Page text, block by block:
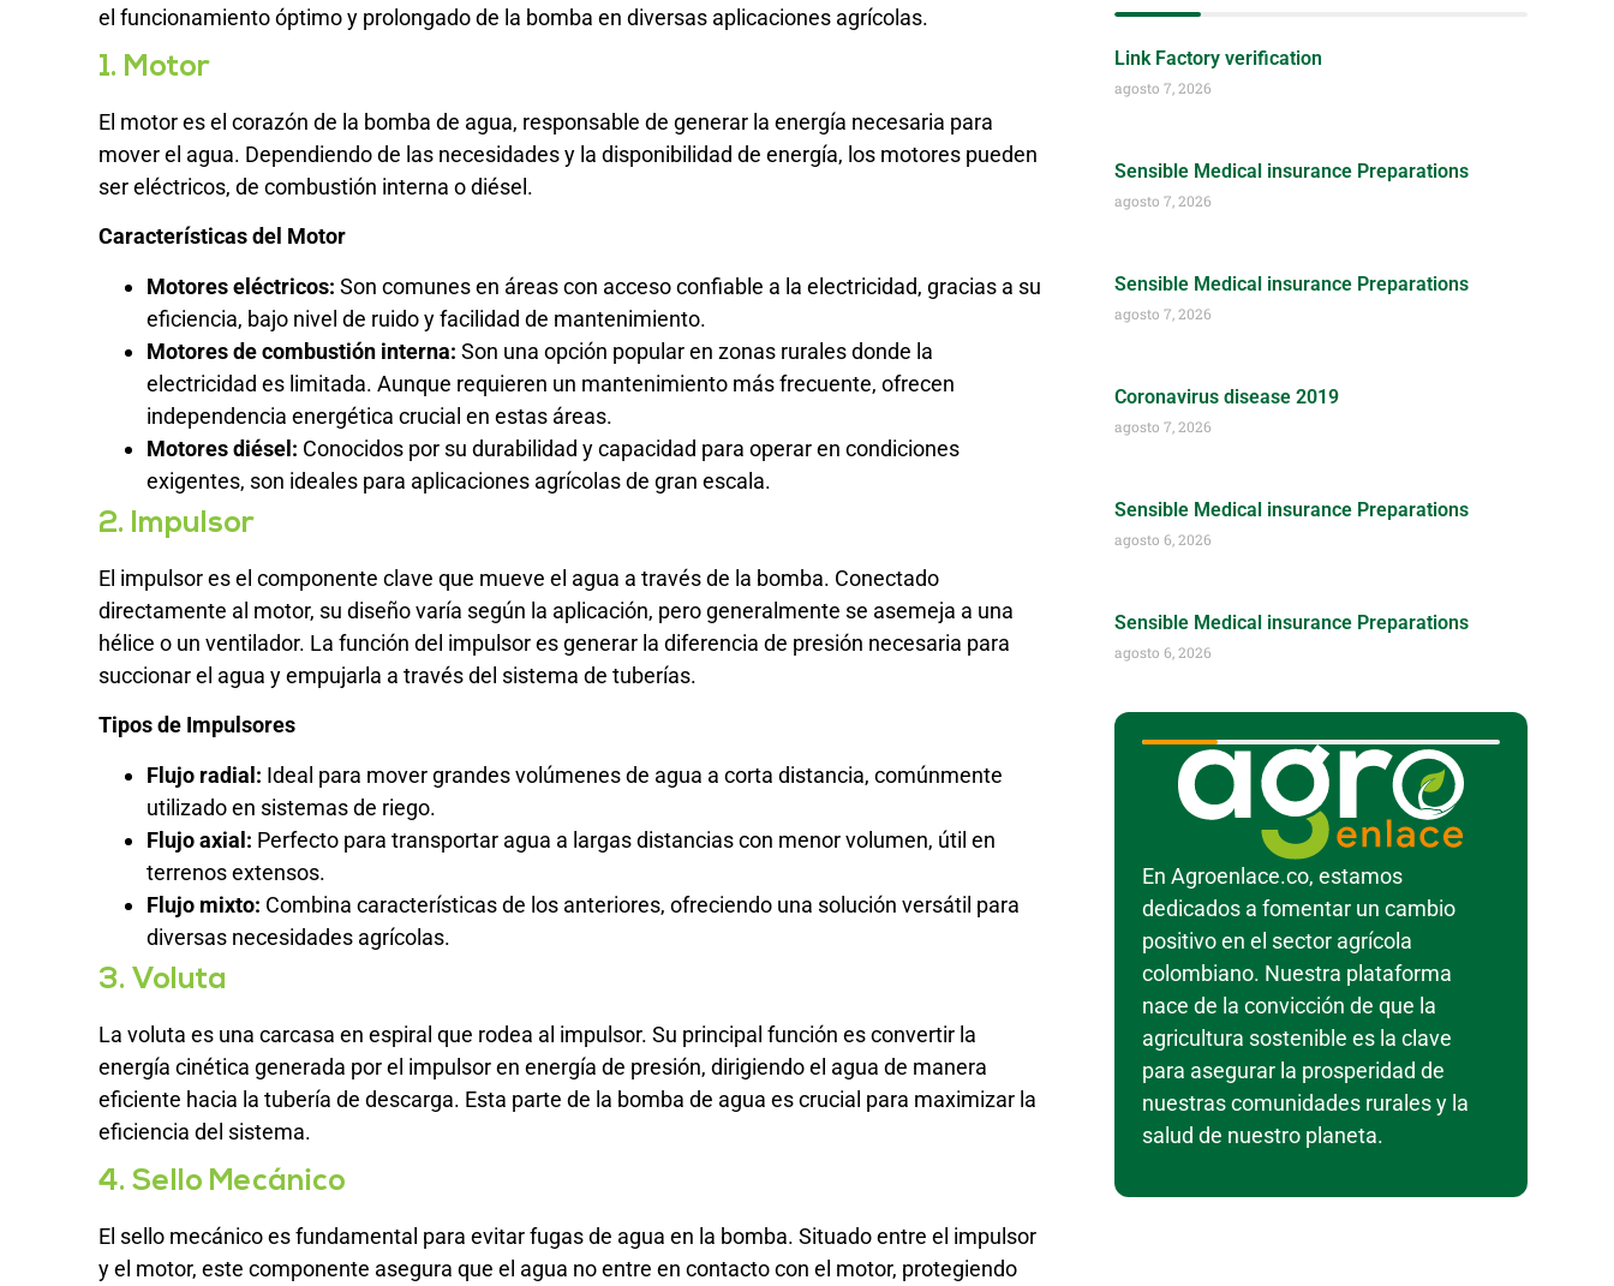
el funcionamiento óptimo y prolongado de la bomba en diversas aplicaciones agrícolas.
1. Motor
El motor es el corazón de la bomba de agua, responsable de generar la energía necesaria para
mover el agua. Dependiendo de las necesidades y la disponibilidad de energía, los motores pueden
ser eléctricos, de combustión interna o diésel.
Características del Motor
Motores eléctricos: Son comunes en áreas con acceso confiable a la electricidad, gracias a su
eficiencia, bajo nivel de ruido y facilidad de mantenimiento.
Motores de combustión interna: Son una opción popular en zonas rurales donde la
electricidad es limitada. Aunque requieren un mantenimiento más frecuente, ofrecen
independencia energética crucial en estas áreas.
Motores diésel: Conocidos por su durabilidad y capacidad para operar en condiciones
exigentes, son ideales para aplicaciones agrícolas de gran escala.
2. Impulsor
El impulsor es el componente clave que mueve el agua a través de la bomba. Conectado
directamente al motor, su diseño varía según la aplicación, pero generalmente se asemeja a una
hélice o un ventilador. La función del impulsor es generar la diferencia de presión necesaria para
succionar el agua y empujarla a través del sistema de tuberías.
Tipos de Impulsores
Flujo radial: Ideal para mover grandes volúmenes de agua a corta distancia, comúnmente
utilizado en sistemas de riego.
Flujo axial: Perfecto para transportar agua a largas distancias con menor volumen, útil en
terrenos extensos.
Flujo mixto: Combina características de los anteriores, ofreciendo una solución versátil para
diversas necesidades agrícolas.
3. Voluta
La voluta es una carcasa en espiral que rodea al impulsor. Su principal función es convertir la
energía cinética generada por el impulsor en energía de presión, dirigiendo el agua de manera
eficiente hacia la tubería de descarga. Esta parte de la bomba de agua es crucial para maximizar la
eficiencia del sistema.
4. Sello Mecánico
El sello mecánico es fundamental para evitar fugas de agua en la bomba. Situado entre el impulsor
y el motor, este componente asegura que el agua no entre en contacto con el motor, protegiendo
Link Factory verification
agosto 7, 2026
Sensible Medical insurance Preparations
agosto 7, 2026
Sensible Medical insurance Preparations
agosto 7, 2026
Coronavirus disease 2019
agosto 7, 2026
Sensible Medical insurance Preparations
agosto 6, 2026
Sensible Medical insurance Preparations
agosto 6, 2026
En Agroenlace.co, estamos
dedicados a fomentar un cambio
positivo en el sector agrícola
colombiano. Nuestra plataforma
nace de la convicción de que la
agricultura sostenible es la clave
para asegurar la prosperidad de
nuestras comunidades rurales y la
salud de nuestro planeta.